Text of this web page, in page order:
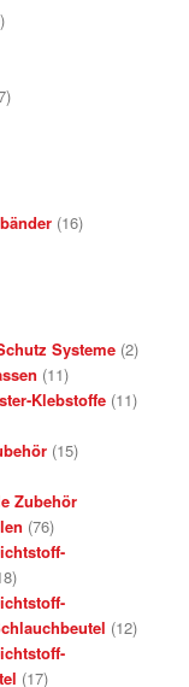
(16)
Systeme (2)
(11)
Klebstoffe (11)
(15)
Zubehör
(76)
(12)
(17)